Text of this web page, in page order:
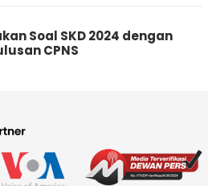
Soal SKD 2024 dengan
CPNS